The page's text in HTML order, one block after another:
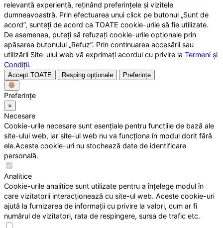
relevantă experiență, reținând preferințele și vizitele
dumneavoastră. Prin efectuarea unui click pe butonul „Sunt de
acord”, sunteți de acord ca TOATE cookie-urile să fie utilizate.
De asemenea, puteți să refuzați cookie-urile opționale prin
apăsarea butonului „Refuz”. Prin continuarea accesării sau
utilizării Site-ului web vă exprimați acordul cu privire la Termeni și
Condiții.
Accept TOATE Resping opționale Preferințe
Preferințe
×
Necesare
Cookie-urile necesare sunt esențiale pentru funcțiile de bază ale
site-ului web, iar site-ul web nu va funcționa în modul dorit fără
ele.Aceste cookie-uri nu stochează date de identificare
personală.
Analitice
Cookie-urile analitice sunt utilizate pentru a înțelege modul în
care vizitatorii interacționează cu site-ul web. Aceste cookie-uri
ajută la furnizarea de informații cu privire la valori, cum ar fi
numărul de vizitatori, rata de respingere, sursa de trafic etc.